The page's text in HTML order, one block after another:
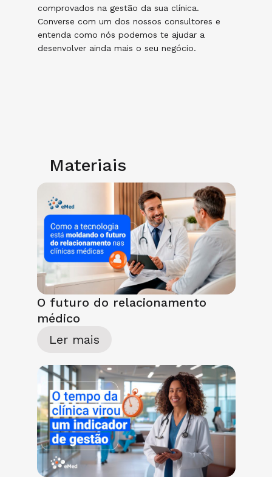
comprovados na gestão da sua clínica.
Converse com um dos nossos consultores e
entenda como nós podemos te ajudar a
desenvolver ainda mais o seu negócio.
Materiais
O futuro do relacionamento
médico
Ler mais